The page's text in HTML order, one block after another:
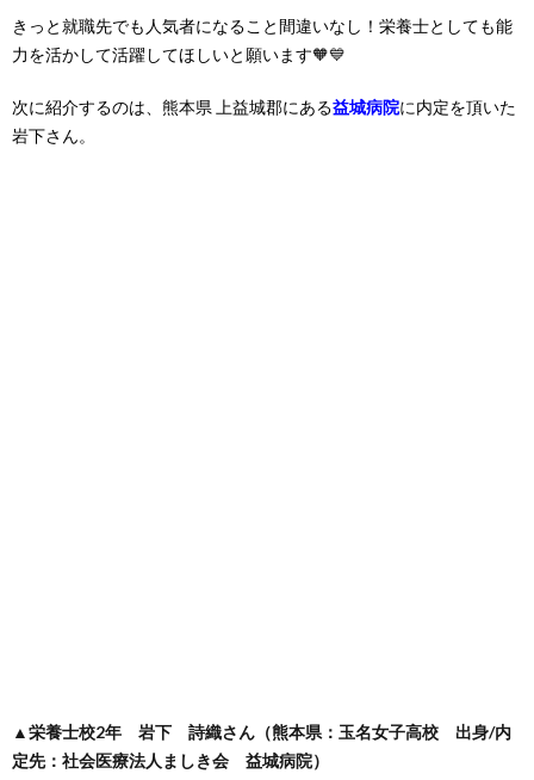
きっと就職先でも人気者になること間違いなし！栄養士としても能
力を活かして活躍してほしいと願います🧡💙
次に紹介するのは、熊本県 上益城郡にある益城病院に内定を頂いた
岩下さん。
▲栄養士校2年 岩下 詩織さん（熊本県：玉名女子高校 出身/内
定先：社会医療法人ましき会 益城病院）